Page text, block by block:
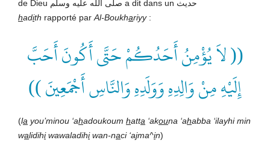
de Dieu صلَّى الله عليه وسلم a dit dans un حديث
hadith rapporté par Al-Boukhariyy :
(( لاَ يُؤْمِنُ أَحَدُكُمْ حَتَّى أَكُونَ أَحَبَّ
إِلَيْهِ مِنْ وَالِدِهِ وَوَلَدِهِ وَالنَّاسِ أَجْمَعِينَ ))
(la you’minou ‘ahadoukoum hatta ‘akouna ‘ahabba ‘ilayhi min
walidihiwawaladihiwan-naci ‘ajma^in)